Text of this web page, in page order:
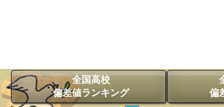
全国高校
偏差値ランキング
偏